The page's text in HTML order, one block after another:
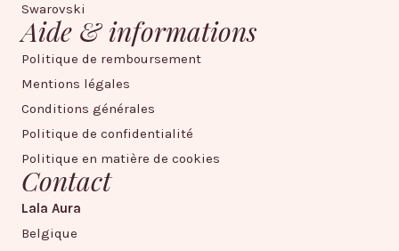
Swarovski
Aide & informations
Politique de remboursement
Mentions légales
Conditions générales
Politique de confidentialité
Politique en matière de cookies
Contact
Lala Aura
Belgique